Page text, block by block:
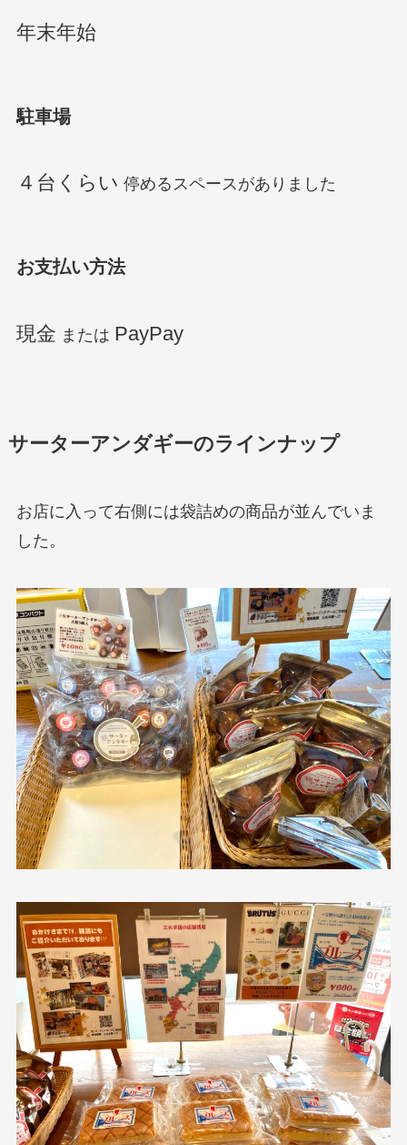
年末年始
駐車場
４台くらい 停めるスペースがありました
お支払い方法
現金 または PayPay
サーターアンダギーのラインナップ
お店に入って右側には袋詰めの商品が並んでいま
した。